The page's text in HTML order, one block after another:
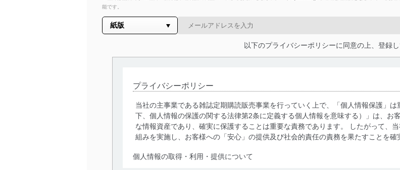
能です。
以下のプライバシーポリシーに同意の上、登録し
プライバシーポリシー
当社の主事業である雑誌定期購読販売事業を行っていく上で、「個人情報保護」
下、個人情報の保護の関する法律第2条に定義する個人情報を意味する）」は、お
な情報資産であり、確実に保護することは重要な責務であります。 したがって、
組みを実施し、お客様への「安心」の提供及び社会的責任の責務を果たすことを確
個人情報の取得・利用・提供について